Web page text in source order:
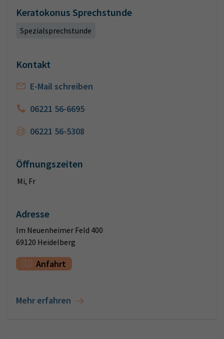
Keratokonus Sprechstunde
Spezialsprechstunde
Kontakt
E-Mail schreiben
06221 56-6695
06221 56-5308
Öffnungszeiten
Mi, Fr
Adresse
Im Neuenheimer Feld 400
69120 Heidelberg
Anfahrt
Mehr erfahren